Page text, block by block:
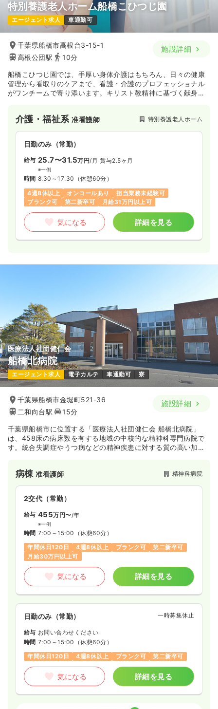
特別養護老人ホーム船橋こひつじ園
エージェント求人 車通勤可
千葉県船橋市高根台3-15-1
高根公団駅
10分
施設詳細
船橋こひつじ園では、手厚い身体介護はもちろん、日々の健康
管理から看取りのケアまで、看護・介護のプロフェッショナル
がワンチームで寄り添います。キリスト教精神に基づく献身的
介護・福祉系准看護師 特別養護老人ホーム
日勤のみ（常勤）
給与 25.7〜31.5万円/月 賞与2.5ヶ月
※一例
時間 8:30～17:30 （休憩60分）
4週8休以上
オンコールあり
担当業務未経験可
ブランク可
第二新卒可 月給31万円以上可
気になる 詳細を見る
医療法人社団健仁会
船橋北病院
エージェント求人 電子カルテ 車通勤可 寮
千葉県船橋市金堀町521-36
二和向台駅
15分
施設詳細
千葉県船橋市に位置する「医療法人社団健仁会 船橋北病院」
は、458床の病床数を有する地域の中核的な精神科専門病院で
す。統合失調症やうつ病などの精神疾患に対する質の高い加療
す。急性期から療養期、さらには精神科デイケアや訪問看護を
網羅し、多職種が連携を取りながら患者様のこころの回復と社
会復帰を包括的にサポートいたします。
病棟准看護師 精神科病院
2交代（常勤）
給与 455万円〜/年
※一例
時間 7:00～15:00 （休憩60分）
年間休日120日
4週8休以上 ブランク可
第二新卒可
月給30万円以上可
気になる 詳細を見る
日勤のみ（常勤） 一時募集休止
給与 お問い合わせください
時間 7:00～15:00 （休憩60分）
年間休日120日
4週8休以上 ブランク可 第二新卒可
気になる 詳細を見る